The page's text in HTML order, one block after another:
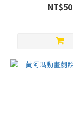
NT$50